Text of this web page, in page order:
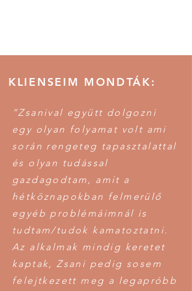
KLIENSEIM MONDTÁK:
“Zsanival együtt dolgozni
egy olyan folyamat volt ami
során rengeteg tapasztalattal
és olyan tudással
gazdagodtam, amit a
hétköznapokban felmerülő
egyéb problémáimnál is
tudtam/tudok kamatoztatni.
Az alkalmak mindig keretet
kaptak, Zsani pedig sosem
felejtkezett meg a legapróbb